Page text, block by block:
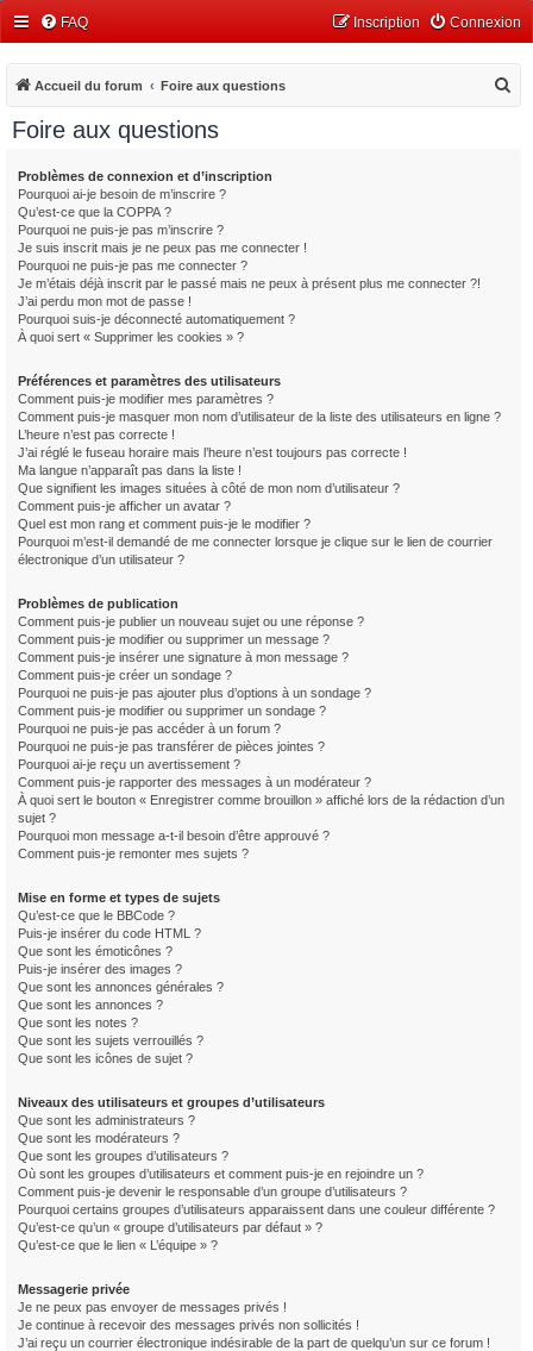
FAQ Connexion
Inscription
Accueil du forum Foire aux questions
Foire aux questions
Problèmes de connexion et d’inscription
Pourquoi ai-je besoin de m’inscrire ?
Qu’est-ce que la COPPA ?
Pourquoi ne puis-je pas m’inscrire ?
Je suis inscrit mais je ne peux pas me connecter !
Pourquoi ne puis-je pas me connecter ?
Je m’étais déjà inscrit par le passé mais ne peux à présent plus me connecter ?!
J’ai perdu mon mot de passe !
Pourquoi suis-je déconnecté automatiquement ?
À quoi sert « Supprimer les cookies » ?
Préférences et paramètres des utilisateurs
Comment puis-je modifier mes paramètres ?
Comment puis-je masquer mon nom d’utilisateur de la liste des utilisateurs en ligne ?
L’heure n’est pas correcte !
J’ai réglé le fuseau horaire mais l’heure n’est toujours pas correcte !
Ma langue n’apparaît pas dans la liste !
Que signifient les images situées à côté de mon nom d’utilisateur ?
Comment puis-je afficher un avatar ?
Quel est mon rang et comment puis-je le modifier ?
Pourquoi m’est-il demandé de me connecter lorsque je clique sur le lien de courrier
électronique d’un utilisateur ?
Problèmes de publication
Comment puis-je publier un nouveau sujet ou une réponse ?
Comment puis-je modifier ou supprimer un message ?
Comment puis-je insérer une signature à mon message ?
Comment puis-je créer un sondage ?
Pourquoi ne puis-je pas ajouter plus d’options à un sondage ?
Comment puis-je modifier ou supprimer un sondage ?
Pourquoi ne puis-je pas accéder à un forum ?
Pourquoi ne puis-je pas transférer de pièces jointes ?
Pourquoi ai-je reçu un avertissement ?
Comment puis-je rapporter des messages à un modérateur ?
À quoi sert le bouton « Enregistrer comme brouillon » affiché lors de la rédaction d’un
sujet ?
Pourquoi mon message a-t-il besoin d’être approuvé ?
Comment puis-je remonter mes sujets ?
Mise en forme et types de sujets
Qu’est-ce que le BBCode ?
Puis-je insérer du code HTML ?
Que sont les émoticônes ?
Puis-je insérer des images ?
Que sont les annonces générales ?
Que sont les annonces ?
Que sont les notes ?
Que sont les sujets verrouillés ?
Que sont les icônes de sujet ?
Niveaux des utilisateurs et groupes d’utilisateurs
Que sont les administrateurs ?
Que sont les modérateurs ?
Que sont les groupes d’utilisateurs ?
Où sont les groupes d’utilisateurs et comment puis-je en rejoindre un ?
Comment puis-je devenir le responsable d’un groupe d’utilisateurs ?
Pourquoi certains groupes d’utilisateurs apparaissent dans une couleur différente ?
Qu’est-ce qu’un « groupe d’utilisateurs par défaut » ?
Qu’est-ce que le lien « L’équipe » ?
Messagerie privée
Je ne peux pas envoyer de messages privés !
Je continue à recevoir des messages privés non sollicités !
J’ai reçu un courrier électronique indésirable de la part de quelqu’un sur ce forum !